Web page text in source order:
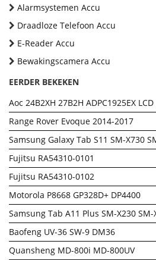
Alarmsystemen Accu
Draadloze Telefoon Accu
E-Reader Accu
Bewakingscamera Accu
EERDER BEKEKEN
Aoc 24B2XH 27B2H ADPC1925EX
Range Rover Evoque 2014-2017
Samsung Galaxy Tab S11 SM-X730
Fujitsu RA54310-0101
Fujitsu RA54310-0102
Motorola P8668 GP328D+ DP4400
Samsung Tab A11 Plus SM-X230 SM-
Baofeng UV-36 SW-9 DM36
Quansheng MD-800i MD-800UV